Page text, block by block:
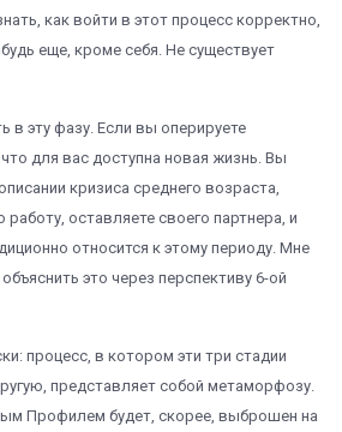
как войти в этот процесс корректно,
еще, кроме себя. Не существует
в эту фазу. Если вы оперируете
для вас доступна новая жизнь. Вы
кризиса среднего возраста,
оставляете своего партнера, и
относится к этому периоду. Мне
это через перспективу 6-ой
процесс, в котором эти три стадии
представляет собой метаморфозу.
Профилем будет, скорее, выброшен на